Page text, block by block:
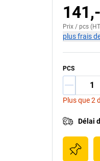
Prix / pcs
plus frais
PCS
Plus que 2
Délai